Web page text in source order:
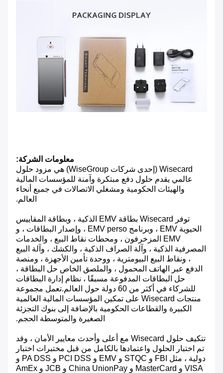
معلومات الشركة:
Wisecard (إحدى شركات WiseGroup) هي مزود حلول
عالمي يقدم حلول دفع مبتكرة وآمنة للمؤسسات المالية
والهيئات الحكومية ومشغلي الاتصالات في جميع أنحاء
العالم.
توفر Wisecard بطاقة EMV الذكية ، وبطاقة المقاييس
الحيوية EMV ، وبرنامج EMV perso ، وإصدار البطاقات ، و
EMV المزخرفون ، ومحطات نقاط البيع ، والخدمات
المصرفية الذكية ، وآلة الصراف الذكية ، والكشك ، وآلة البيع
، ونقاط البيع البيومترية ، ووحدة تأمين الأجهزة ، ومنصة
الدفع عبر الهاتف المحمول ، والملصق الخاص حل البطاقة ،
حل البطاقات المدفوعة مسبقًا ، نظام إدارة البطاقات
للشركاء في أكثر من 60 دولة حول العالم.تعمل مجموعة
منتجات Wisecard على تمكين المؤسسات المالية العالمية
الكبيرة والقطاعات الحكومية بالإضافة إلى بنوك التجزئة
الصغيرة والمتوسطة الحجم.
تتكيف حلول Wisecard مع أعلى وأحدث معايير الأمان ، وقد
تم اختبار الحلول واعتمادها بالكامل من قبل مختبرات اختبار
دولية ، مثل FBI و STQC و EMV و PCI DSS و PA DSS و
VISA و MasterCard و China UnionPay و JCB و AmEx